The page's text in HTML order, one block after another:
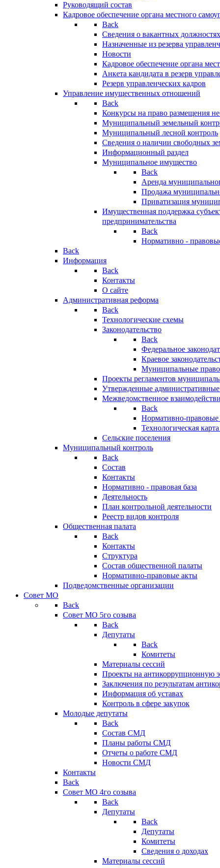
Руководящий состав
Кадровое обеспечение органа местного
Back
Сведения о вакантных
Назначенные из резерва
Новости
Кадровое обеспечение органа
Анкета кандидата в резерв
Резерв управленческих кадров
Управление имущественных отношений
Back
Конкурсы на право размещения
Муниципальный земельный
Муниципальный лесной контроль
Сведения о наличии свободных
Информационный раздел
Муниципальное имущество
Back
Аренда
Продажа
Приватизация
Имущественная поддержка
предпринимательства
Back
Нормативно -
Back
Информация
Back
Контакты
О сайте
Административная реформа
Back
Технологические схемы
Законодательство
Back
Федеральное
Краевое
Муниципальные
Проекты регламентов
Утвержденные
Межведомственное
Back
Нормативно-правовые
Технологическая
Сельские поселения
Муниципальный контроль
Back
Состав
Контакты
Нормативно - правовая база
Деятельность
План контрольной деятельности
Реестр видов контроля
Общественная палата
Back
Контакты
Структура
Состав общественной палаты
Нормативно-правовые акты
Подведомственные организации
Совет МО
Back
Совет МО 5го созыва
Back
Депутаты
Back
Комитеты
Материалы сессий
Проекты на антикоррупционную
Заключения по результатам
Информация об уставах
Контроль в сфере закупок
Молодые депутаты
Back
Состав СМД
Планы работы СМД
Отчеты о работе СМД
Новости СМД
Контакты
Back
Совет МО 4го созыва
Back
Депутаты
Back
Депутаты
Комитеты
Сведения о доходах
Материалы сессий